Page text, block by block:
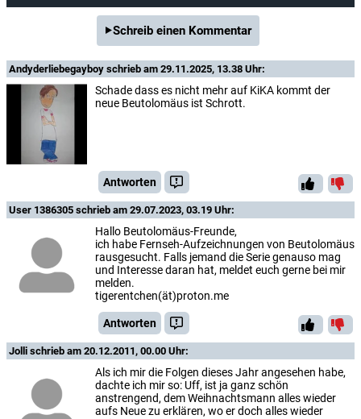
Schreib einen Kommentar
Andyderliebegayboy schrieb am 29.11.2025, 13.38 Uhr:
Schade dass es nicht mehr auf KiKA kommt der
neue Beutolomäus ist Schrott.
Antworten
User 1386305 schrieb am 29.07.2023, 03.19 Uhr:
Hallo Beutolomäus-Freunde,
ich habe Fernseh-Aufzeichnungen von Beutolomäus
rausgesucht. Falls jemand die Serie genauso mag
und Interesse daran hat, meldet euch gerne bei mir
melden.
tigerentchen(ät)proton.me
Antworten
Jolli schrieb am 20.12.2011, 00.00 Uhr:
Als ich mir die Folgen dieses Jahr angesehen habe,
dachte ich mir so: Uff, ist ja ganz schön
anstrengend, dem Weihnachtsmann alles wieder
aufs Neue zu erklären, wo er doch alles wieder